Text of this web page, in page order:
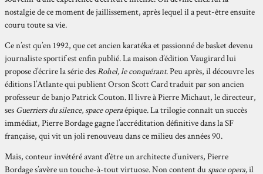
nostalgie de ce moment de jaillissement, après lequel il a peut-être ensuite
couru toute sa vie.
Ce n’est qu’en 1992, que cet ancien karatéka et passionné de basket devenu
journaliste sportif est enfin publié. La maison d’édition Vaugirard lui
propose d’écrire la série desRohel, le conquérant. Peu après, il découvre les
éditions l’Atlante qui publient Orson Scott Card traduit par son ancien
professeur de banjo Patrick Couton. Il livre à Pierre Michaut, le directeur,
ses Guerriers du silence,space operaépique. La trilogie connaît un succès
immédiat, Pierre Bordage gagne l’accréditation définitive dans la SF
française, qui vit un joli renouveau dans ce milieu des années 90.
Mais, conteur invétéré avant d’être un architecte d’univers, Pierre
Bordage s’avère un touche-à-tout virtuose. Non content duspace opera,il